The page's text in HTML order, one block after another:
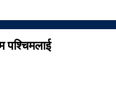
पश्चिमलाई